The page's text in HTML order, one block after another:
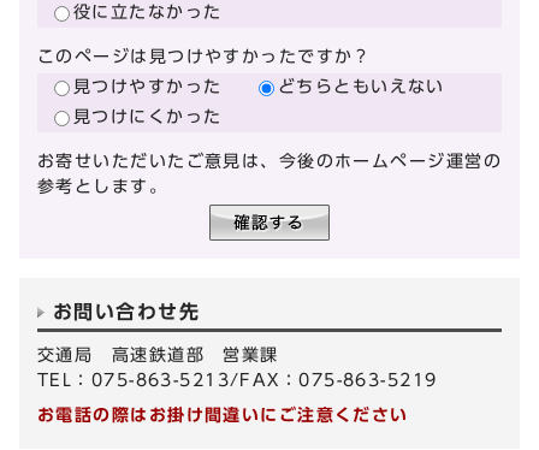
役に立たなかった
このページは見つけやすかったですか？
見つけやすかった
どちらともいえない
見つけにくかった
お寄せいただいたご意見は、今後のホームページ運営の
参考とします。
お問い合わせ先
交通局 高速鉄道部 営業課
TEL：075-863-5213/FAX：075-863-5219
お電話の際はお掛け間違いにご注意ください